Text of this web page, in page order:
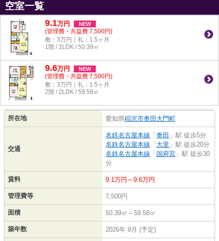
空室一覧
9.1万円 NEW
(管理費・共益費 7,500円)
敷：3万円｜礼：1.5ヶ月
1階 / 2LDK / 50.39㎡
9.6万円 NEW
(管理費・共益費 7,500円)
敷：3万円｜礼：1.5ヶ月
2階 / 2LDK / 59.58㎡
所在地 愛知県稲沢市奥田大門町
交通
名鉄名古屋本線 「 奥田 」駅 徒歩5分
名鉄名古屋本線 「 大里 」駅 徒歩20分
名鉄名古屋本線 「 国府宮 」駅 徒歩30
分
賃料 9.1万円～9.6万円
管理費等 7,500円
面積 50.39㎡～59.58㎡
築年数 2026年 9月 (予定)